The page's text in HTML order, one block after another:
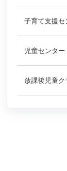
子育て支援セ
児童センタ
放課後児童ク